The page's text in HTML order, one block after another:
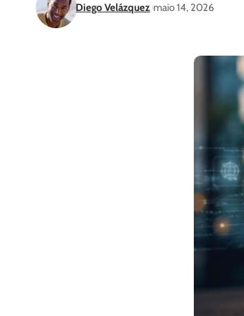
Diego Velázquez maio 14, 2026